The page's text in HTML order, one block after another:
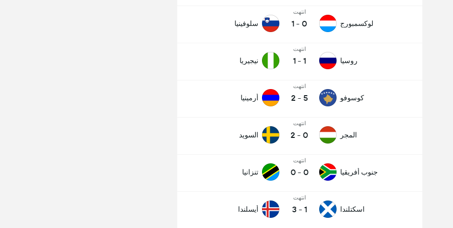
لوكسمبورج
انتهت
0
-
1 سلوفينيا
روسيا
انتهت
1
-
1 نيجيريا
كوسوفو
انتهت
5
-
2 أرمينيا
المجر
انتهت
0
-
2 السويد
جنوب أفريقيا
انتهت
0
-
0 تنزانيا
اسكتلندا
انتهت
1
-
3 أيسلندا